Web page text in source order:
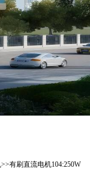
>>有刷直流电机104:250W